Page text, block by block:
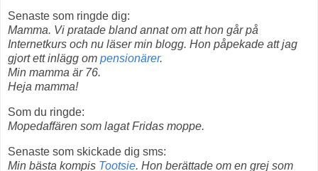
Senaste som ringde dig:
Mamma. Vi pratade bland annat om att hon går på
Internetkurs och nu läser min blogg. Hon påpekade att jag
gjort ett inlägg om pensionärer.
Min mamma är 76.
Heja mamma!
Som du ringde:
Mopedaffären som lagat Fridas moppe.
Senaste som skickade dig sms:
Min bästa kompis Tootsie. Hon berättade om en grej som